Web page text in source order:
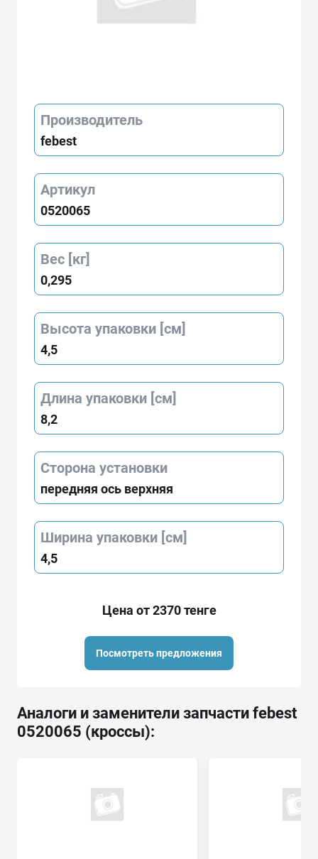
Производитель
febest
Артикул
0520065
Вес [кг]
0,295
Высота упаковки [см]
4,5
Длина упаковки [см]
8,2
Сторона установки
передняя ось верхняя
Ширина упаковки [см]
4,5
Цена от 2370 тенге
Посмотреть предложения
Аналоги и заменители запчасти febest
0520065 (кроссы):